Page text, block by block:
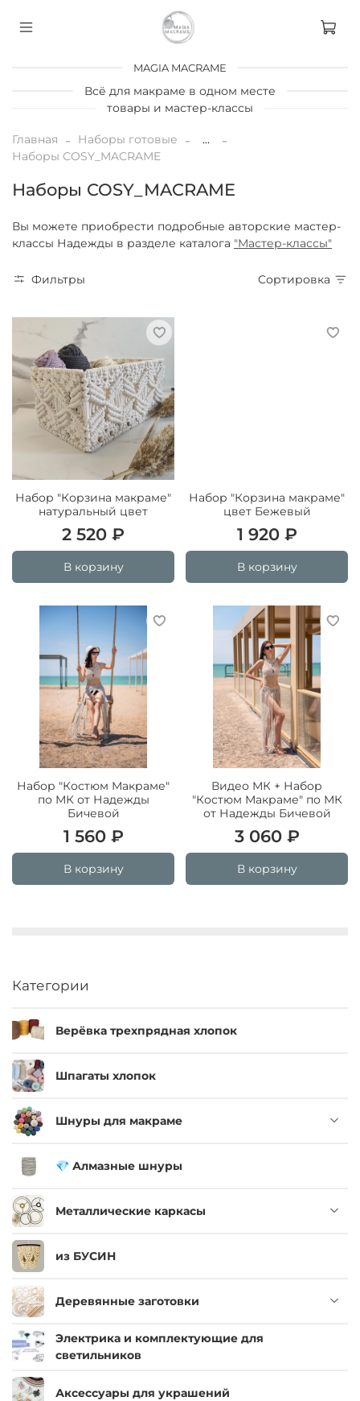
MAGIA MACRAME
Всё для макраме в одном месте
товары и мастер-классы
Главная Наборы готовые
...
Наборы COSY_MACRAME
Наборы COSY_MACRAME
Вы можете приобрести подробные авторские мастер-
классы Надежды в разделе каталога "Мастер-классы"
Фильтры Сортировка
Набор "Корзина макраме"
натуральный цвет
2 520 ₽
В корзину
Набор "Корзина макраме"
цвет Бежевый
1 920 ₽
В корзину
Набор "Костюм Макраме"
по МК от Надежды
Бичевой
1 560 ₽
В корзину
Видео МК + Набор
"Костюм Макраме" по МК
от Надежды Бичевой
3 060 ₽
В корзину
Категории
Верёвка трехпрядная хлопок
Шпагаты хлопок
Шнуры для макраме
💎 Алмазные шнуры
Металлические каркасы
из БУСИН
Деревянные заготовки
Электрика и комплектующие для
светильников
Аксессуары для украшений